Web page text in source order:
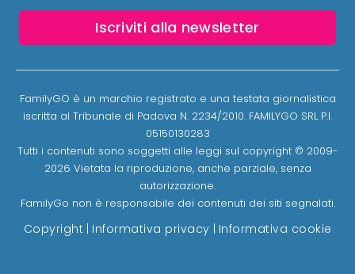
Iscriviti alla newsletter
FamilyGO è un marchio registrato e una testata giornalistica
iscritta al Tribunale di Padova N. 2234/2010. FAMILYGO SRL P.I.
05150130283
Tutti i contenuti sono soggetti alle leggi sul copyright © 2009-
2026 Vietata la riproduzione, anche parziale, senza
autorizzazione.
FamilyGo non è responsabile dei contenuti dei siti segnalati.
Copyright Informativa privacy Informativa cookie